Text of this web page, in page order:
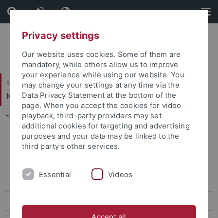
Skip
to
content
Skip
to
footer
Faculty of Humanities
Korean Studies
You are here: Home ... Lehre Master WS 2022/23
Lehre Master SoSe26
Lehre Bachelor WiSe 2025/26
Privacy settings
Our website uses cookies. Some of them are
mandatory, while others allow us to improve
your experience while using our website. You
may change your settings at any time via the
Data Privacy Statement at the bottom of the
page. When you accept the cookies for video
playback, third-party providers may set
additional cookies for targeting and advertising
purposes and your data may be linked to the
third party’s other services.
Essential Videos